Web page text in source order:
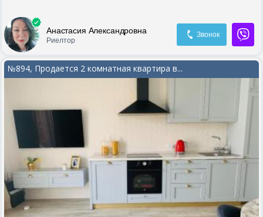
Анастасия Александровна
Риелтор
Звонок
№894, Продается 2 комнатная квартира в...